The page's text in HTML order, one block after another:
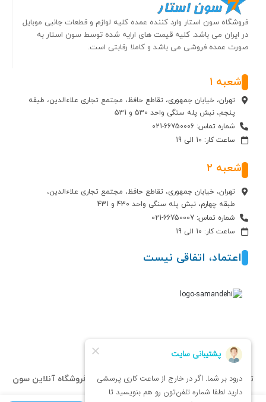
فروشگاه سون استار وارد کننده عمده کلیه لوازم و قطعات جانبی موبایل
در ایران می باشد. کلیه قیمت های ارایه شده توسط سون استار به
صورت عمده فروشی می باشد و کاملا رقابتی است.
شعبه 1
تهران، خیابان جمهوری، تقاطع حافظ، مجتمع تجاری علاءالدین، طبقه
پنجم، نبش پله سنگی واحد 530 و 531
شماره تماس: 66750006-021
ساعت کار: 10 الی 19
شعبه 2
تهران، خیابان جمهوری، تقاطع حافظ، مجتمع تجاری علاءالدین،
طبقه چهارم، نبش پله سنگی واحد 430 و 431
شماره تماس: 66750007-021
ساعت کار: 10 الی 19
اعتماد، اتفاقی نیست
تمام حقوق مادی و معنوی این سایت متعلق به
فروشگاه آنلاین سون
استار می باشد.